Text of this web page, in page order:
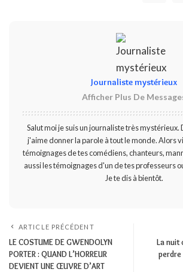
Journaliste mystérieux
Afficher Plus De
Salut moi je suis un journaliste très
j'aime donner la parole à tout le monde. Alors
témoignages de tes comédiens, chanteurs,
aussi les témoignages d'un de tes professeurs
Je te dis à bientôt.
ARTICLE PRÉCÉDENT
LE COSTUME DE GWENDOLYN
PORTER : QUAND L’HORREUR
DEVIENT UNE ŒUVRE D’ART
La nuit